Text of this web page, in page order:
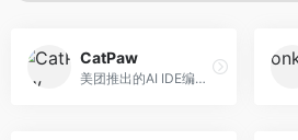
CatPaw
美团推出的AI IDE编程工具，专注于本地开发生态。面向开发者，提供智能代码补全、代码生成、项目管理等服务，本地开发体验好。